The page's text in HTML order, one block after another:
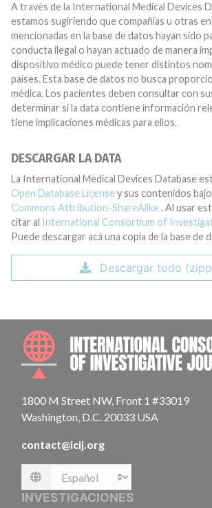
A través de la International Medical Devices
estamos sugiriendo que compañías u otras
mencionadas en la base de datos hayan sido
conducta ilegal o hayan actuado de manera
dispositivo médico puede tener distintos
países. Esta base de datos no busca
médica. Los pacientes deben consultar con
determinar si la data contiene información
tiene implicaciones médicas para ellos.
DESCARGAR LA DATA
La International Medical Devices Database
Open Database License y sus contenidos bajo
Commons Attribution-ShareAlike . Al usar
citar al International Consortium of
Puede descargar acá una copia de la base de
Descargar todo
1800 M Street NW, Front 1 #33019
Washington, D.C. 20033 USA
contact@icij.org
Language
INVESTIGACIONES